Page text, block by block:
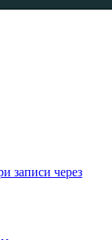
записи через